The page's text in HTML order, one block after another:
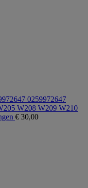
0259972647
W208 W209 W210
€ 30,00